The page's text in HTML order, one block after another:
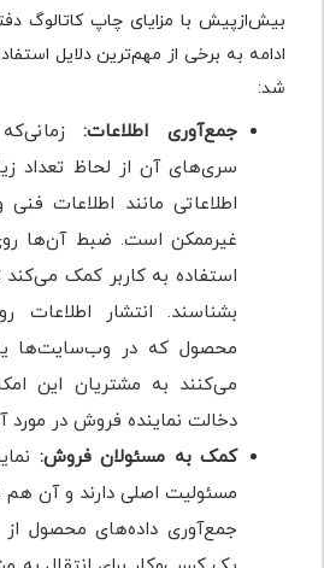
بیش‌ازپیش با مزایای چاپ کاتالوگ
ادامه به برخی از مهم‌ترین دلایل
شد:
جمع‌آوری اطلاعات:
سری‌های آن از لحاظ تعداد
اطلاعاتی مانند اطلاعات
غیرممکن است. ضبط آن‌ها
استفاده به کاربر کمک
بشناسند. انتشار اطلاعات
محصول که در وب‌سایت‌ها
می‌کنند به مشتریان این
دخالت نماینده فروش در مورد
کمک به مسئولان فروش:
مسئولیت اصلی دارند و آن
جمع‌آوری داده‌های محصول